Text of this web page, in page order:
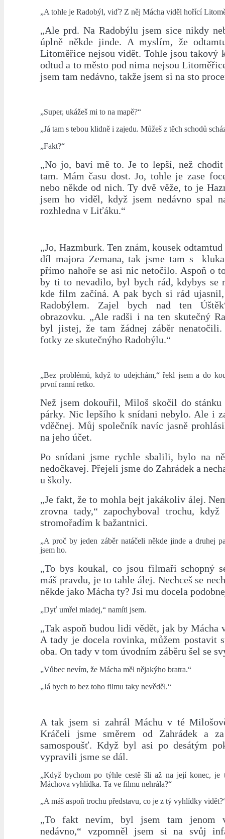
„A tohle je Radobýl, viď? Z něj Mácha viděl hořící
„Ale prd. Na Radobýlu jsem sice nikdy
úplně někde jinde. A myslím, že
Litoměřice nejsou vidět. Tohle jsou takový
odtud a to město pod nima nejsou
jsem tam nedávno, takže jsem si na sto
„Super, ukážeš mi to na mapě?“
„Já tam s tebou klidně i zajedu. Můžeš z těch schodů
„Fakt?“
„No jo, baví mě to. Je to lepší, než chodit
tam. Mám času dost. Jo, tohle je zase
nebo někde od nich. Ty dvě věže, to je
jsem ho viděl, když jsem nedávno spal
rozhledna v Liťáku.“
„Jo, Hazmburk. Ten znám, kousek
díl majora Zemana, tak jsme tam s
přímo nahoře se asi nic netočilo. Aspoň o
by ti to nevadilo, byl bych rád, kdybys se
kde film začíná. A pak bych si rád
Radobýlem. Zajel bych nad ten
obrazovku. „Ale radši i na ten skutečný
byl jistej, že tam žádnej záběr
fotky ze skutečnýho Radobýlu.“
„Bez problémů, když to udejchám,“ řekl jsem a do
první ranní retko.
Než jsem dokouřil, Miloš skočil do stánku
párky. Nic lepšího k snídani nebylo. Ale i
vděčnej. Můj společník navíc jasně
na jeho účet.
Po snídani jsme rychle sbalili, bylo na
nedočkavej. Přejeli jsme do Zahrádek a
u školy.
„Je fakt, že to mohla bejt jakákoliv álej.
zrovna tady,“ zapochyboval trochu,
stromořadím k bažantnici.
„A proč by jeden záběr natáčeli někde jinde a druhej
jsem ho.
„To bys koukal, co jsou filmaři schopný
máš pravdu, je to tahle álej. Nechceš se
někde jako Mácha ty? Jsi mu docela
„Dyť umřel mladej,“ namítl jsem.
„Tak aspoň budou lidi vědět, jak by Mácha
A tady je docela rovinka, můžem postavit
oba. On tady v tom úvodním záběru šel se
„Vůbec nevím, že Mácha měl nějakýho bratra.“
„Já bych to bez toho filmu taky nevěděl.“
A tak jsem si zahrál Máchu v té
Kráčeli jsme směrem od Zahrádek a
samospoušť. Když byl asi po desátým
vypravili jsme se dál.
„Když bychom po týhle cestě šli až na její konec,
Máchova vyhlídka. Ta ve filmu nehrála?“
„A máš aspoň trochu představu, co je z tý vyhlídky
„To fakt nevím, byl jsem tam jenom
nedávno,“ vzpomněl jsem si na svůj